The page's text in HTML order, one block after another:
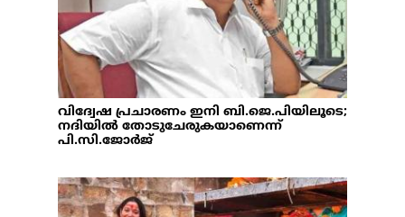
വിദ്വേഷ പ്രചാരണം ഇനി ബി.ജെ.പിയിലൂടെ;
നദിയില്‍ തോടുചേരുകയാണെന്ന്
പി.സി.ജോര്‍ജ്